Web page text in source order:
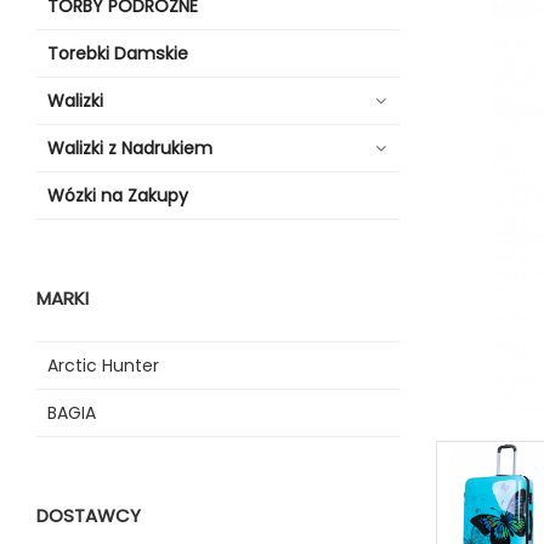
TORBY PODRÓŻNE
Torebki Damskie
Walizki
Walizki z Nadrukiem
Wózki na Zakupy
MARKI
Arctic Hunter
BAGIA
DOSTAWCY